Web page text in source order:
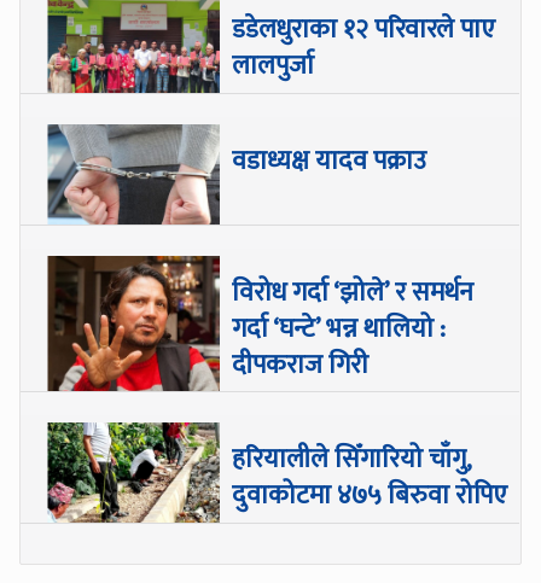
डडेलधुराका १२ परिवारले पाए
लालपुर्जा
वडाध्यक्ष यादव पक्राउ
विरोध गर्दा ‘झोले’ र समर्थन
गर्दा ‘घन्टे’ भन्न थालियो :
दीपकराज गिरी
हरियालीले सिँगारियो चाँगु,
दुवाकोटमा ४७५ बिरुवा रोपिए